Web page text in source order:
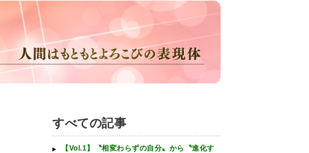
すべての記事
【Vol.1】〝相変わらずの自分〟から〝進化す